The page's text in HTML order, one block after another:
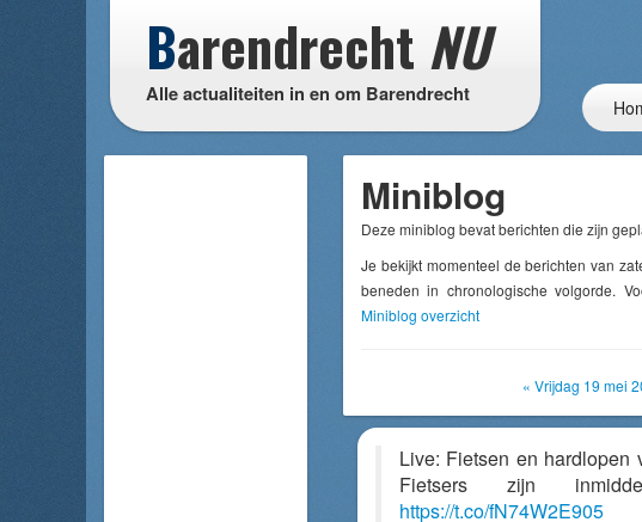
Barendrecht NU
Alle actualiteiten in en om Barendrecht
Miniblog
Deze miniblog bevat berichten die zijn
Je bekijkt momenteel de berichten van
beneden in chronologische volgorde.
Miniblog overzicht
« Vrijdag 19 mei
Live: Fietsen en hardlopen
Fietsers zijn
https://t.co/fN74W2E905